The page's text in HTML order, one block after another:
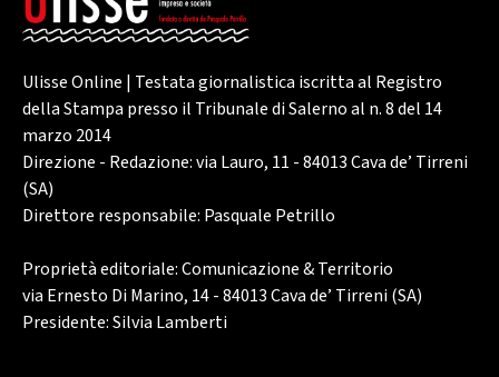
Ulisse Online | Testata giornalistica iscritta al Registro
della Stampa presso il Tribunale di Salerno al n. 8 del 14
marzo 2014
Direzione - Redazione: via Lauro, 11 - 84013 Cava de’ Tirreni
(SA)
Direttore responsabile: Pasquale Petrillo
Proprietà editoriale: Comunicazione & Territorio
via Ernesto Di Marino, 14 - 84013 Cava de’ Tirreni (SA)
Presidente: Silvia Lamberti